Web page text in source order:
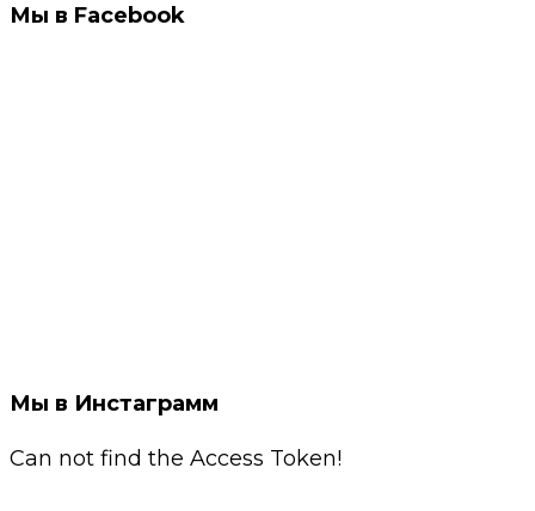
Мы в Facebook
Мы в Инстаграмм
Can not find the Access Token!